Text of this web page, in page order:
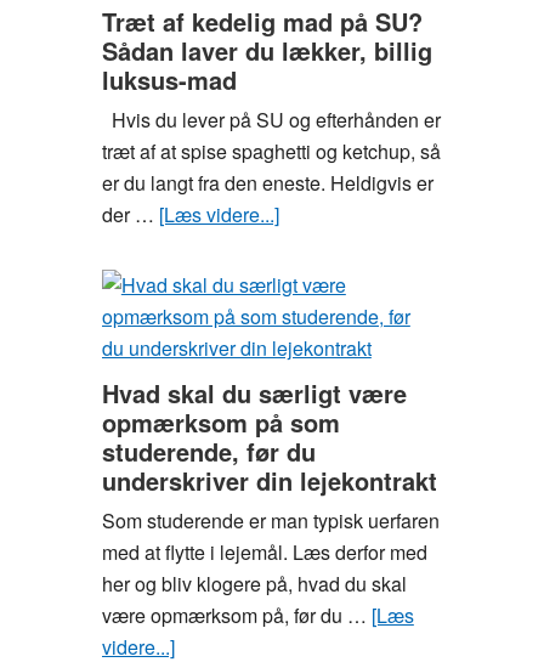
kan
du
komme
i
form
på
en
Træt af kedelig mad på SU?
Sådan laver du lækker, billig
luksus-mad
Hvis du lever på SU og efterhånden er
træt af at spise spaghetti og ketchup, så
er du langt fra den eneste. Heldigvis er
der … [Læs videre...]om
af
kedelig
mad
SU?
Sådan
laver
du
lækker,
billig
luksus-
mad
Hvad skal du særligt være
opmærksom på som
studerende, før du
underskriver din lejekontrakt
Som studerende er man typisk uerfaren
med at flytte i lejemål. Læs derfor med
her og bliv klogere på, hvad du skal
være opmærksom på, før du … [Læs
videre...]om